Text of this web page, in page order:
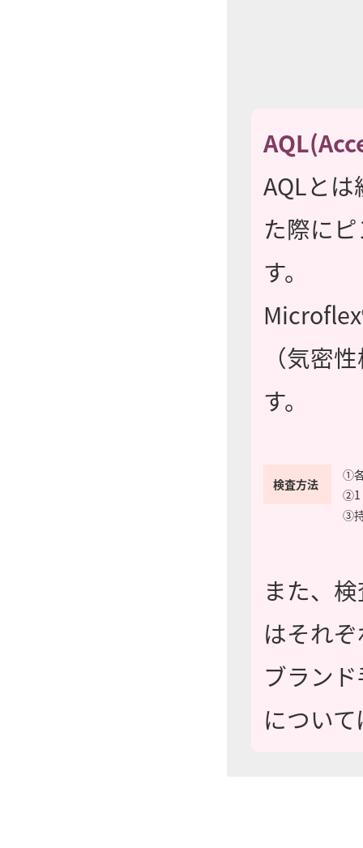
AQLと
た際に
す。
Microflex
（気密
す。
検査方法
①各
②1
③持
また、
はそれ
ブラン
につい